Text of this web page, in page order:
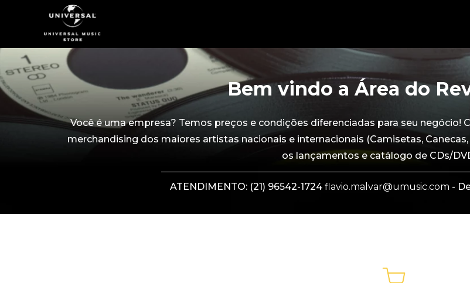
Bem vindo a Área do
Você é uma empresa? Temos preços e condições diferenciadas para seu negócio!
merchandising dos maiores artistas nacionais e internacionais (Camisetas,
os lançamentos e catálogo de CDs/
ATENDIMENTO: (21) 96542-1724 flavio.malvar@umusic.com -